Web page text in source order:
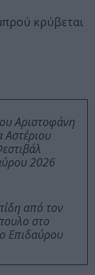
κρύβεται
Αριστοφάνη
Αστέριου
2026
από τον
στο
Επιδαύρου